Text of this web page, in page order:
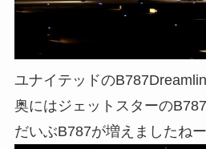
ユナイテッドの
奥にはジェットスターのB787
だいぶB787が増えましたねー